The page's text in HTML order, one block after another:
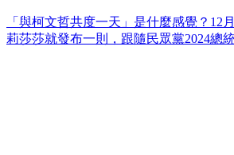
「與柯文哲共度一天」是什麼感覺？12
莉莎莎就發布一則，跟隨民眾黨2024總